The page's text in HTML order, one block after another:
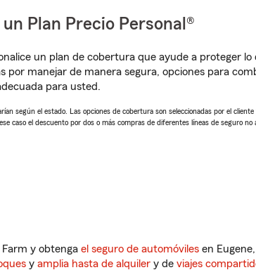
Plan Precio Personal®
un plan de cobertura que ayude a proteger
por manejar de manera segura, opciones para
para usted.
según el estado. Las opciones de cobertura son seleccionadas por el
caso el descuento por dos o más compras de diferentes líneas de seguro
y obtenga el seguro de automóviles en
y amplia hasta de alquiler y de viajes